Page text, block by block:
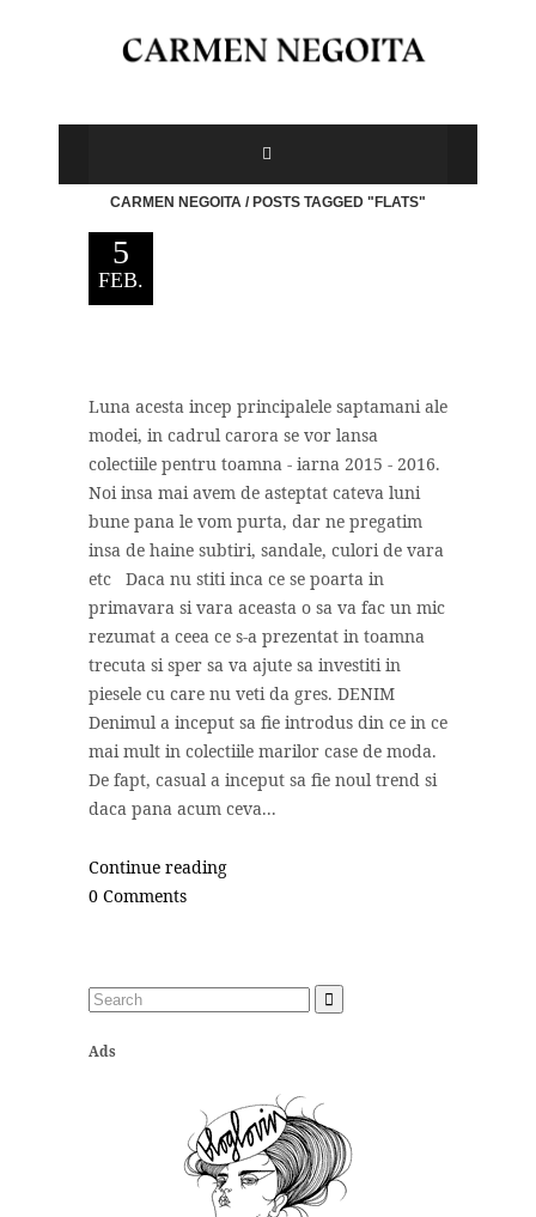
CARMEN NEGOITA /POSTS TAGGED "FLATS"
5
FEB.
Luna acesta incep principalele saptamani ale
modei, in cadrul carora se vor lansa
colectiile pentru toamna - iarna 2015 - 2016.
Noi insa mai avem de asteptat cateva luni
bune pana le vom purta, dar ne pregatim
insa de haine subtiri, sandale, culori de vara
etc Daca nu stiti inca ce se poarta in
primavara si vara aceasta o sa va fac un mic
rezumat a ceea ce s-a prezentat in toamna
trecuta si sper sa va ajute sa investiti in
piesele cu care nu veti da gres. DENIM
Denimul a inceput sa fie introdus din ce in ce
mai mult in colectiile marilor case de moda.
De fapt, casual a inceput sa fie noul trend si
daca pana acum ceva...
Continue reading
0 Comments
Ads